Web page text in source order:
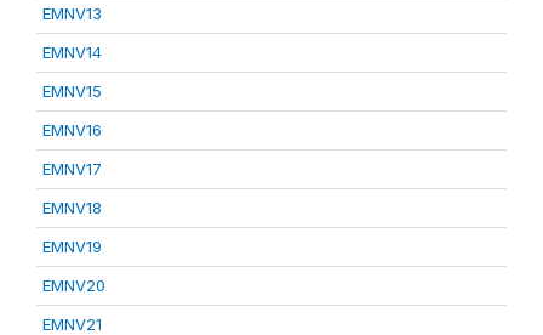
EMNV13
EMNV14
EMNV15
EMNV16
EMNV17
EMNV18
EMNV19
EMNV20
EMNV21